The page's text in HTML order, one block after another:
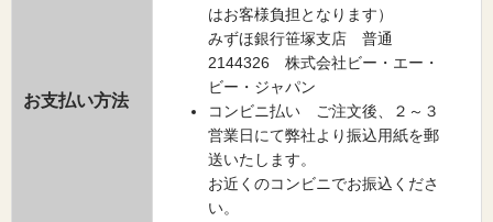
お支払い方法
はお客様負担となります）
みずほ銀行笹塚支店 普通
2144326 株式会社ビー・エー・
ビー・ジャパン
コンビニ払い ご注文後、２～３
営業日にて弊社より振込用紙を郵
送いたします。
お近くのコンビニでお振込くださ
い。